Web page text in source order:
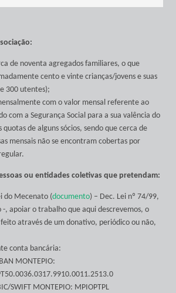
de noventa agregados familiares, o que
cento e vinte crianças/jovens e suas
300 utentes);
com o valor mensal referente ao
com a Segurança Social para a sua valência do
quotas de alguns sócios, sendo que cerca de
mensais não se encontram cobertas por
ou entidades coletivas que pretendam:
do Mecenato (documento) – Dec. Lei nº 74/99,
-, apoiar o trabalho que aqui descrevemos, o
através de um donativo, periódico ou não,
conta bancária:
IBAN MONTEPIO:
SWIFT MONTEPIO: MPIOPTPL